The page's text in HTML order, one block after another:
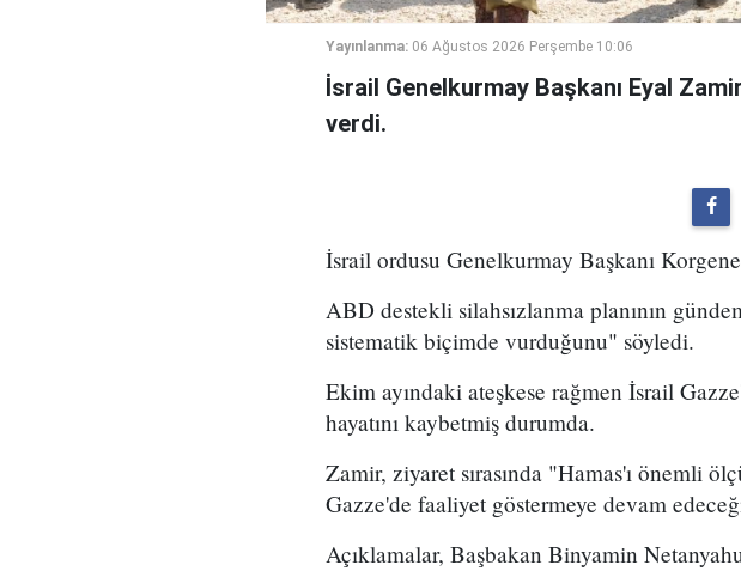
Yayınlanma: 06 Ağustos 2026 Perşembe 10:06
İsrail Genelkurmay Başkanı Eyal
verdi.
İsrail ordusu Genelkurmay Başkanı
ABD destekli silahsızlanma planının
sistematik biçimde vurduğunu" söyledi.
Ekim ayındaki ateşkese rağmen İsrail
hayatını kaybetmiş durumda.
Zamir, ziyaret sırasında "Hamas'ı önemli
Gazze'de faaliyet göstermeye devam
Açıklamalar, Başbakan Binyamin